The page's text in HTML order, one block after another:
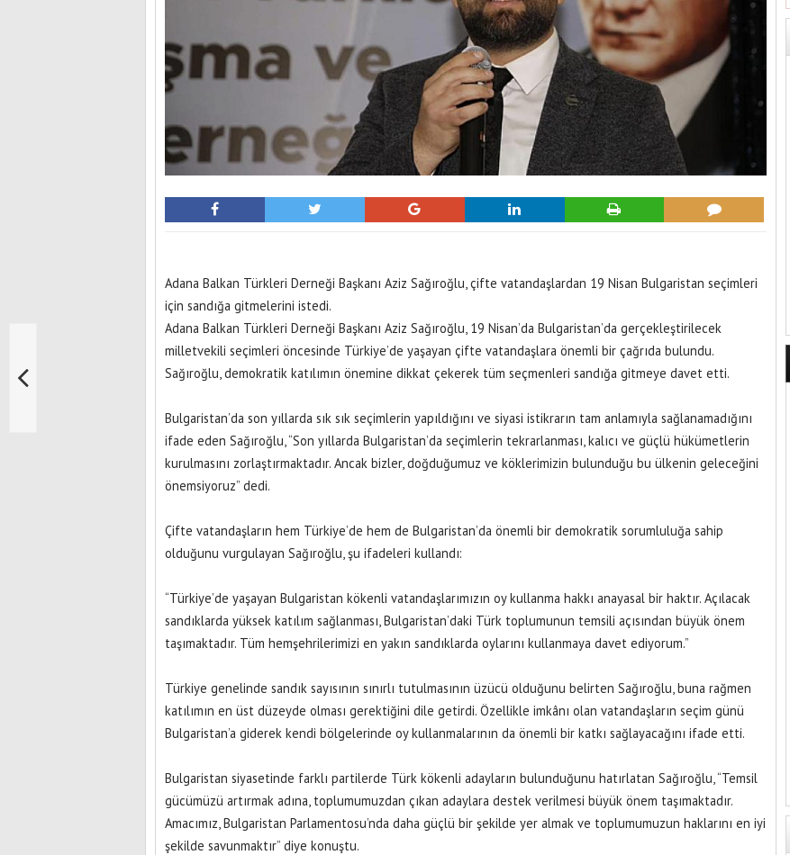
Adana Balkan Türkleri Derneği Başkanı Aziz Sağıroğlu, çifte vatandaşlardan 19 Nisan Bulgaristan seçimleri
için sandığa gitmelerini istedi.
Adana Balkan Türkleri Derneği Başkanı Aziz Sağıroğlu, 19 Nisan’da Bulgaristan’da gerçekleştirilecek
milletvekili seçimleri öncesinde Türkiye’de yaşayan çifte vatandaşlara önemli bir çağrıda bulundu.
Sağıroğlu, demokratik katılımın önemine dikkat çekerek tüm seçmenleri sandığa gitmeye davet etti.
Bulgaristan’da son yıllarda sık sık seçimlerin yapıldığını ve siyasi istikrarın tam anlamıyla sağlanamadığını
ifade eden Sağıroğlu, “Son yıllarda Bulgaristan’da seçimlerin tekrarlanması, kalıcı ve güçlü hükümetlerin
kurulmasını zorlaştırmaktadır. Ancak bizler, doğduğumuz ve köklerimizin bulunduğu bu ülkenin geleceğini
önemsiyoruz” dedi.
Çifte vatandaşların hem Türkiye’de hem de Bulgaristan’da önemli bir demokratik sorumluluğa sahip
olduğunu vurgulayan Sağıroğlu, şu ifadeleri kullandı:
“Türkiye’de yaşayan Bulgaristan kökenli vatandaşlarımızın oy kullanma hakkı anayasal bir haktır. Açılacak
sandıklarda yüksek katılım sağlanması, Bulgaristan’daki Türk toplumunun temsili açısından büyük önem
taşımaktadır. Tüm hemşehrilerimizi en yakın sandıklarda oylarını kullanmaya davet ediyorum.”
Türkiye genelinde sandık sayısının sınırlı tutulmasının üzücü olduğunu belirten Sağıroğlu, buna rağmen
katılımın en üst düzeyde olması gerektiğini dile getirdi. Özellikle imkânı olan vatandaşların seçim günü
Bulgaristan’a giderek kendi bölgelerinde oy kullanmalarının da önemli bir katkı sağlayacağını ifade etti.
Bulgaristan siyasetinde farklı partilerde Türk kökenli adayların bulunduğunu hatırlatan Sağıroğlu, “Temsil
gücümüzü artırmak adına, toplumumuzdan çıkan adaylara destek verilmesi büyük önem taşımaktadır.
Amacımız, Bulgaristan Parlamentosu’nda daha güçlü bir şekilde yer almak ve toplumumuzun haklarını en iyi
şekilde savunmaktır” diye konuştu.